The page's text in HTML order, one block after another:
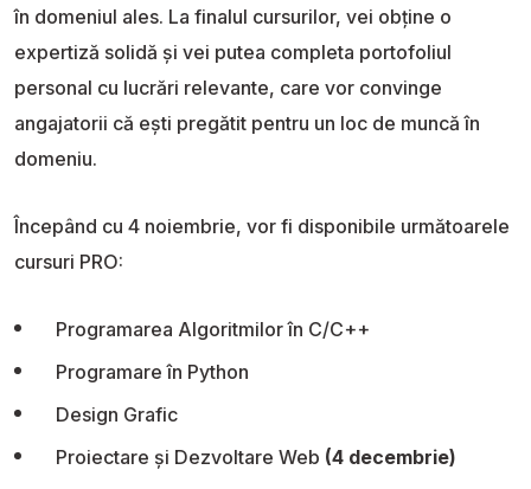
în domeniul ales. La finalul cursurilor, vei obține o
expertiză solidă și vei putea completa portofoliul
personal cu lucrări relevante, care vor convinge
angajatorii că ești pregătit pentru un loc de muncă în
domeniu.
Începând cu 4 noiembrie, vor fi disponibile următoarele
cursuri PRO:
Programarea Algoritmilor în C/C++
Programare în Python
Design Grafic
Proiectare și Dezvoltare Web (4 decembrie)